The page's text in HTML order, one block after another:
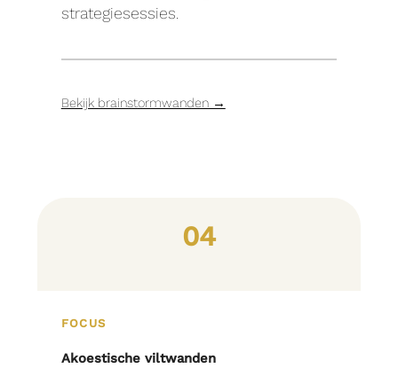
strategiesessies.
Bekijk brainstormwanden →
04
FOCUS
Akoestische viltwanden